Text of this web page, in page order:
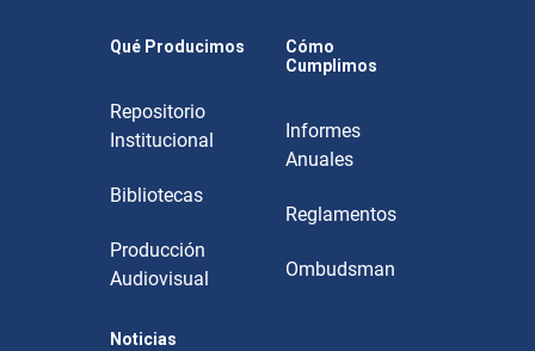
Qué Producimos
Repositorio
Institucional
Bibliotecas
Producción
Audiovisual
Cómo
Cumplimos
Informes
Anuales
Reglamentos
Ombudsman
Noticias